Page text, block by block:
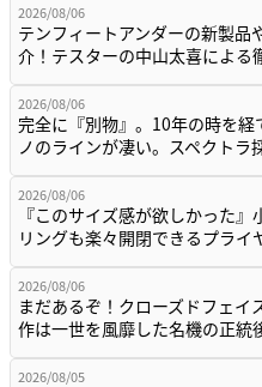
2026/08/06
テンフィートアンダーの新製品
介！テスターの中山太喜によ
2026/08/06
完全に『別物』。10年の時を経
ノのラインが凄い。スペクトラ
2026/08/06
『このサイズ感が欲しかった』
リングも楽々開閉できるプラ
2026/08/06
まだあるぞ！クローズドフェイ
作は一世を風靡した名機の正
2026/08/05